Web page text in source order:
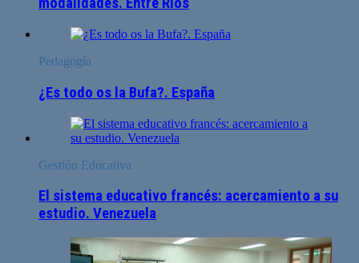
modalidades. Entre Ríos
Pedagogía
¿Es todo os la Bufa?. España
Gestión Educativa
El sistema educativo francés: acercamiento a su
estudio. Venezuela